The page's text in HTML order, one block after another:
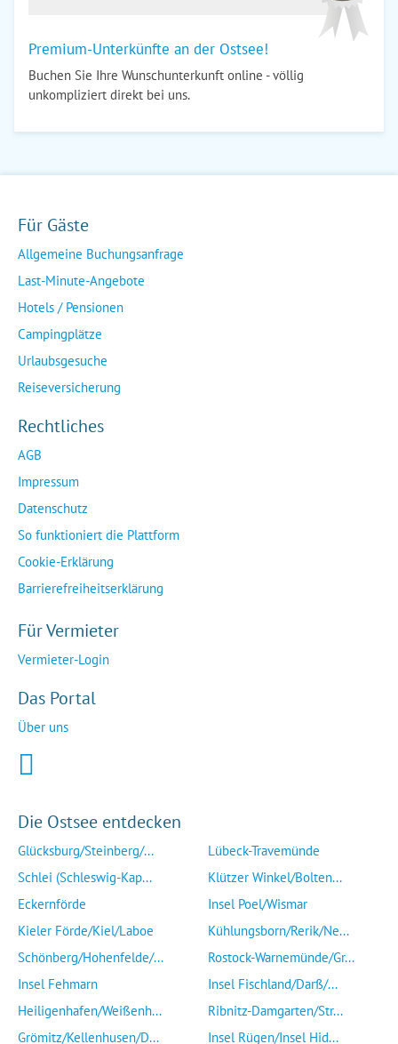
Premium-Unterkünfte an der Ostsee!
Buchen Sie Ihre Wunschunterkunft online - völlig
unkompliziert direkt bei uns.
Für Gäste
Allgemeine Buchungsanfrage
Last-Minute-Angebote
Hotels / Pensionen
Campingplätze
Urlaubsgesuche
Reiseversicherung
Rechtliches
AGB
Impressum
Datenschutz
So funktioniert die Plattform
Cookie-Erklärung
Barrierefreiheitserklärung
Für Vermieter
Vermieter-Login
Das Portal
Über uns
Die Ostsee entdecken
Glücksburg/Steinberg/...
Schlei (Schleswig-Kap...
Eckernförde
Kieler Förde/Kiel/Laboe
Schönberg/Hohenfelde/...
Insel Fehmarn
Heiligenhafen/Weißenh...
Grömitz/Kellenhusen/D...
Lübeck-Travemünde
Klützer Winkel/Bolten...
Insel Poel/Wismar
Kühlungsborn/Rerik/Ne...
Rostock-Warnemünde/Gr...
Insel Fischland/Darß/...
Ribnitz-Damgarten/Str...
Insel Rügen/Insel Hid...